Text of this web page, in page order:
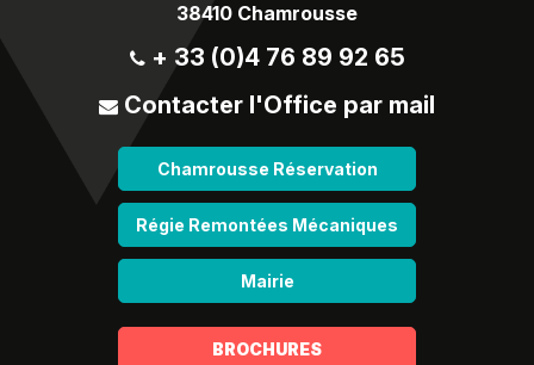
38410 Chamrousse
+ 33 (0)4 76 89 92 65
Contacter l'Office par mail
Chamrousse Réservation
Régie Remontées Mécaniques
Mairie
BROCHURES